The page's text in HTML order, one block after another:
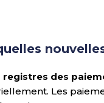
registres des
Les